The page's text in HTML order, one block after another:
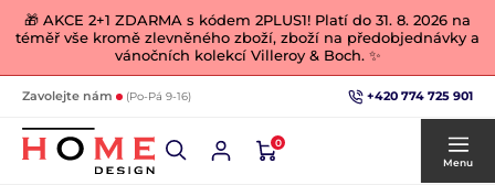
🎁 AKCE 2+1 ZDARMA s kódem 2PLUS1! Platí do 31. 8. 2026 na
téměř vše kromě zlevněného zboží, zboží na předobjednávky a
vánočních kolekcí Villeroy & Boch. ✨
Zavolejte nám (Po-Pá 9-16) +420 774 725 901
0
Menu